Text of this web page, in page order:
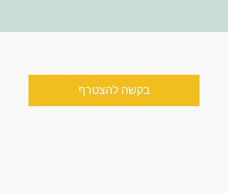
בקשה להצטרף